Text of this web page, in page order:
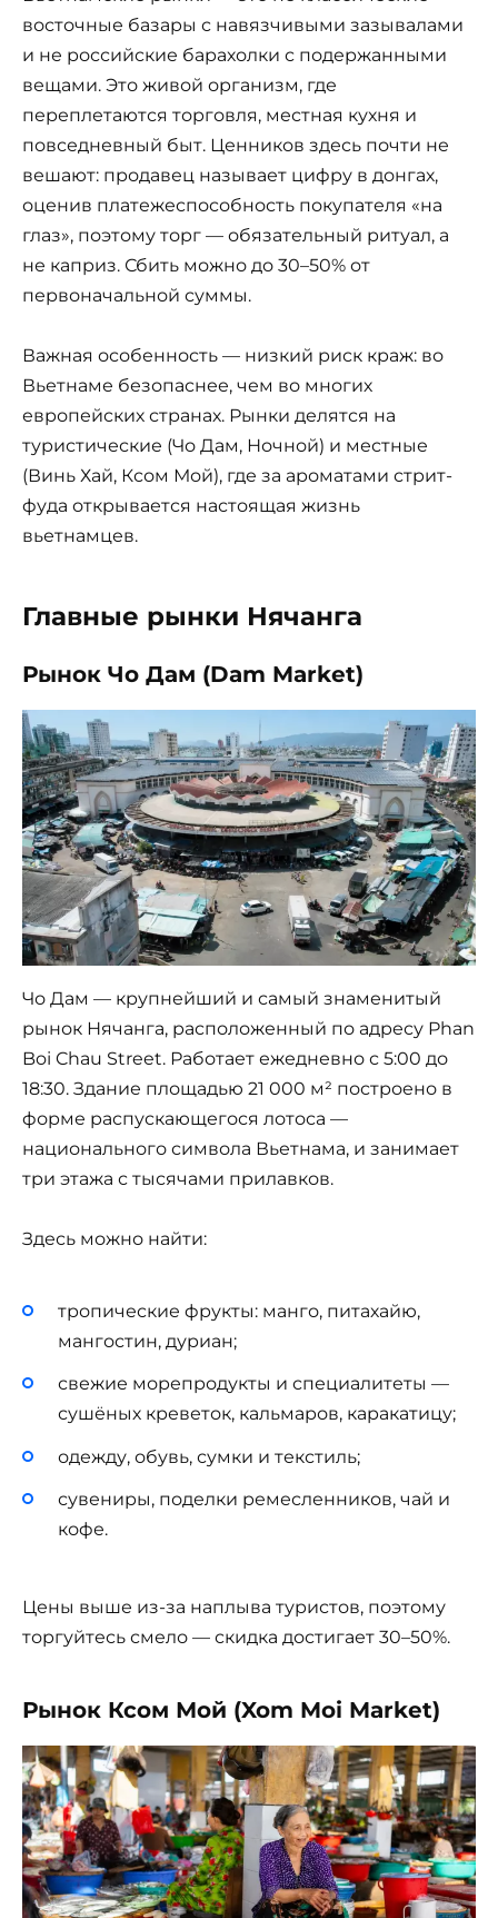
восточные базары с навязчивыми зазывалами
и не российские барахолки с подержанными
вещами. Это живой организм, где
переплетаются торговля, местная кухня и
повседневный быт. Ценников здесь почти не
вешают: продавец называет цифру в донгах,
оценив платежеспособность покупателя «на
глаз», поэтому торг — обязательный ритуал, а
не каприз. Сбить можно до 30–50% от
первоначальной суммы.
Важная особенность — низкий риск краж: во
Вьетнаме безопаснее, чем во многих
европейских странах. Рынки делятся на
туристические (Чо Дам, Ночной) и местные
(Винь Хай, Ксом Мой), где за ароматами стрит-
фуда открывается настоящая жизнь
вьетнамцев.
Главные рынки Нячанга
Рынок Чо Дам (Dam Market)
Чо Дам — крупнейший и самый знаменитый
рынок Нячанга, расположенный по адресу Phan
Boi Chau Street. Работает ежедневно с 5:00 до
18:30. Здание площадью 21 000 м² построено в
форме распускающегося лотоса —
национального символа Вьетнама, и занимает
три этажа с тысячами прилавков.
Здесь можно найти:
тропические фрукты: манго, питахайю,
мангостин, дуриан;
свежие морепродукты и специалитеты —
сушёных креветок, кальмаров, каракатицу;
одежду, обувь, сумки и текстиль;
сувениры, поделки ремесленников, чай и
кофе.
Цены выше из-за наплыва туристов, поэтому
торгуйтесь смело — скидка достигает 30–50%.
Рынок Ксом Мой (Xom Moi Market)